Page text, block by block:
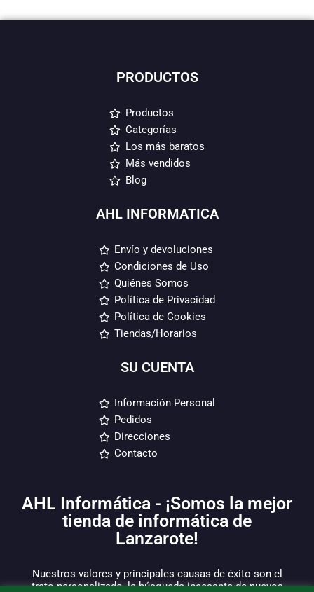
PRODUCTOS
Productos
Categorías
Los más baratos
Más vendidos
Blog
AHL INFORMATICA
Envío y devoluciones
Condiciones de Uso
Quiénes Somos
Política de Privacidad
Política de Cookies
Tiendas/Horarios
SU CUENTA
Información Personal
Pedidos
Direcciones
Contacto
AHL Informática - ¡Somos la mejor
tienda de informática de
Lanzarote!
Nuestros valores y principales causas de éxito son el
trato personalizado, la búsqueda incesante de nuevos